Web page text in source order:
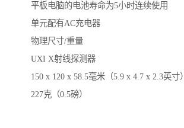
平板电脑的电池寿命为5小时连续使用
单元配有AC充电器
物理尺寸/重量
UXI X射线探测器
150 x 120 x 58.5毫米（5.9 x 4.7 x 2.3英寸）
227克（0.5磅）